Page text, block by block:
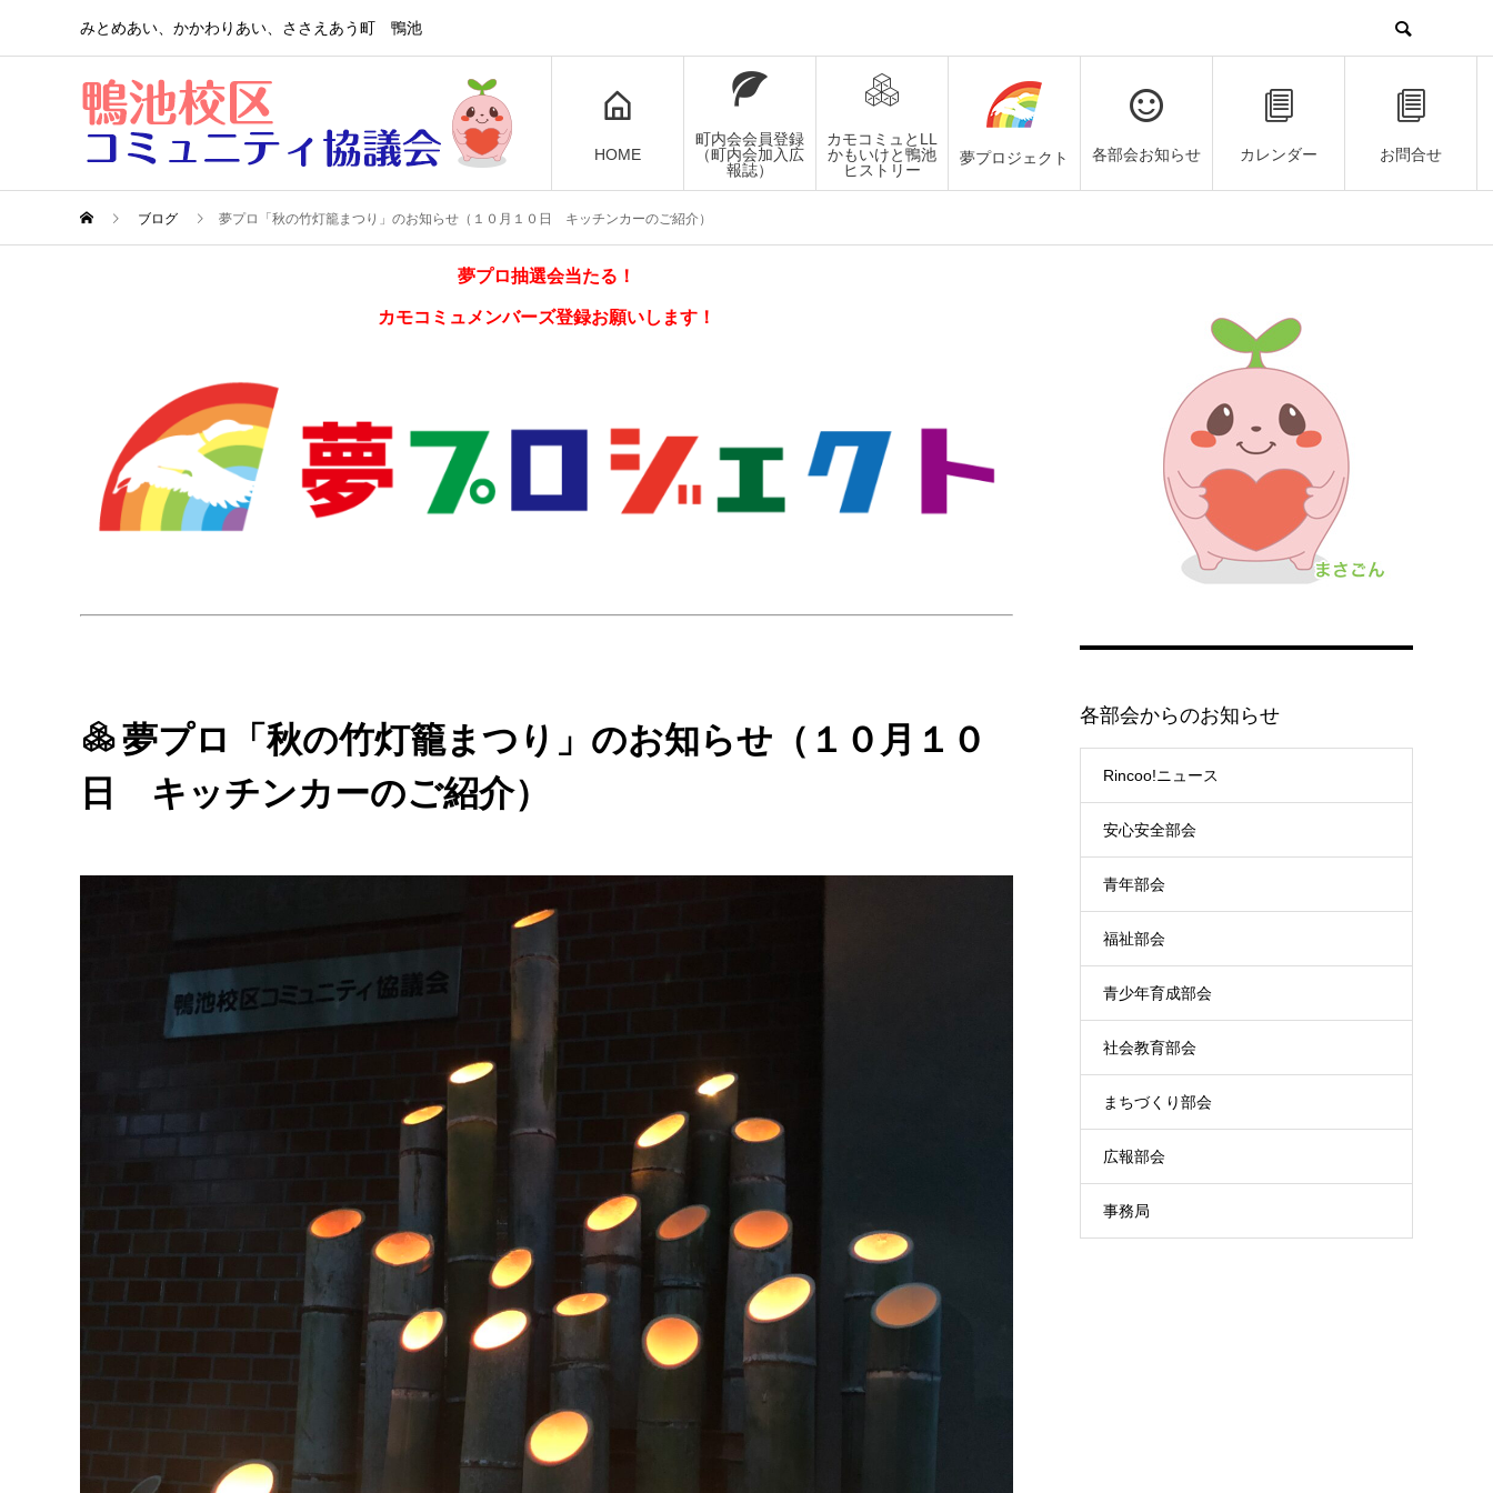
みとめあい、かかわりあい、ささえあう町 鴨池
HOME
町内会会員登録
（町内会加入広
報誌）
カモコミュとLL
かもいけと鴨池
ヒストリー
夢プロジェクト 各部会お知らせ カレンダー お問合せ
ブログ 夢プロ「秋の竹灯籠まつり」のお知らせ（１０月１０日 キッチンカーのご紹介）
夢プロ抽選会当たる！
カモコミュメンバーズ登録お願いします！
夢プロ「秋の竹灯籠まつり」のお知らせ（１０月１０
日 キッチンカーのご紹介）
各部会からのお知らせ
Rincoo!ニュース
安心安全部会
青年部会
福祉部会
青少年育成部会
社会教育部会
まちづくり部会
広報部会
事務局